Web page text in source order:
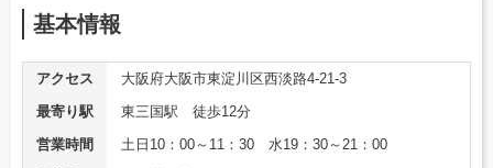
基本情報
アクセス
大阪府大阪市東淀川区西淡路4-21-3
最寄り駅
東三国駅 徒歩12分
営業時間
土日10：00～11：30 水19：30～21：00